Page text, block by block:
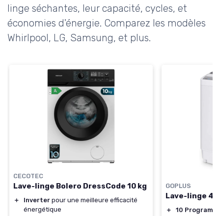
linge séchantes, leur capacité, cycles, et
économies d'énergie. Comparez les modèles
Whirlpool, LG, Samsung, et plus.
CECOTEC
Lave-linge Bolero DressCode 10 kg
＋ Inverter pour une meilleure efficacité
énergétique
GOPLUS
Lave-linge 4,5
＋
10